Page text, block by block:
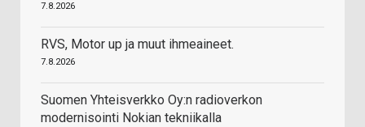
7.8.2026
RVS, Motor up ja muut ihmeaineet.
7.8.2026
Suomen Yhteisverkko Oy:n radioverkon
modernisointi Nokian tekniikalla